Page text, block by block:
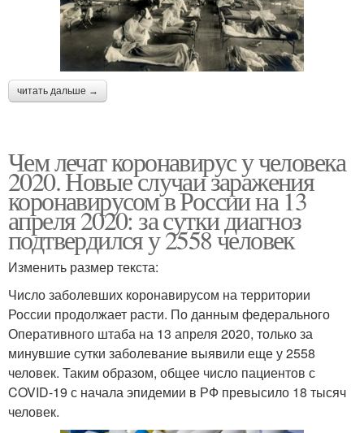
читать дальше →
Чем лечат коронавирус у человека
2020. Новые случаи заражения
коронавирусом в России на 13
апреля 2020: за сутки диагноз
подтвердился у 2558 человек
Изменить размер текста:
Число заболевших коронавирусом на территории
России продолжает расти. По данным федерального
Оперативного штаба на 13 апреля 2020, только за
минувшие сутки заболевание выявили еще у 2558
человек. Таким образом, общее число пациентов с
COVID-19 с начала эпидемии в РФ превысило 18 тысяч
человек.